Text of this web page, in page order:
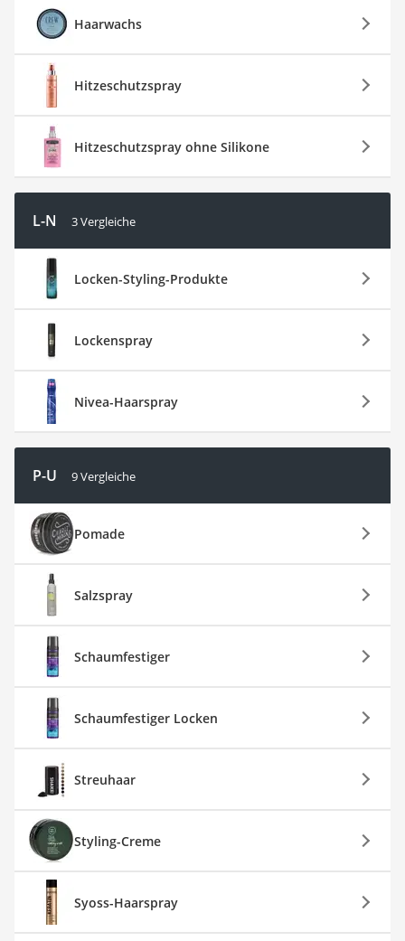
Haarwachs
Hitzeschutzspray
Hitzeschutzspray ohne Silikone
L-N 3 Vergleiche
Locken-Styling-Produkte
Lockenspray
Nivea-Haarspray
P-U 9 Vergleiche
Pomade
Salzspray
Schaumfestiger
Schaumfestiger Locken
Streuhaar
Styling-Creme
Syoss-Haarspray